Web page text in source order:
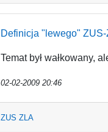
Definicja "lewego"
Temat był wałkowany,
02-02-2009 20:46
ZUS ZLA